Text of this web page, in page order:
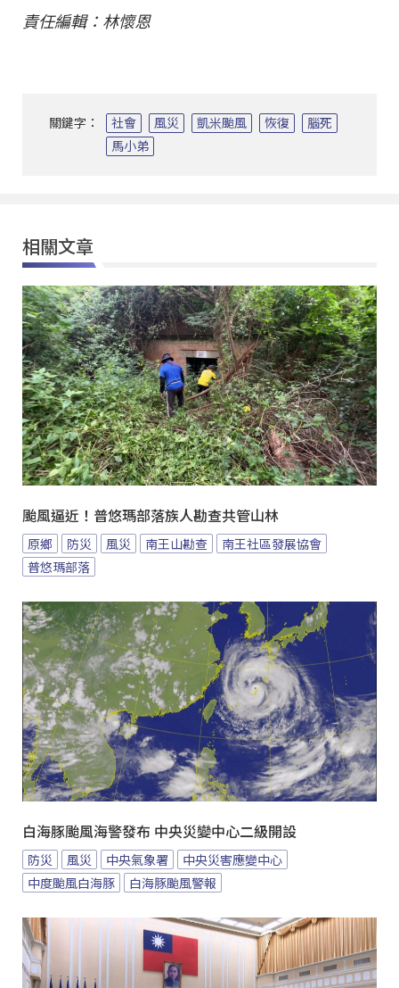
責任編輯：林懷恩
關鍵字： 社會 風災 凱米颱風 恢復
腦死
馬小弟
相關文章
颱風逼近！普悠瑪部落族人勘查共管山林
原鄉 防災 風災 南王山勘查
南王社區發展協會
普悠瑪部落
白海豚颱風海警發布 中央災變中心二級開設
防災 風災 中央氣象署
中央災害應變中心
中度颱風白海豚
白海豚颱風警報